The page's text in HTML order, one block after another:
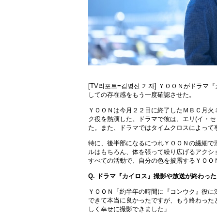
[TV리포트=김명신 기자] ＹＯＯＮがドラマ
しての存在感をもう一度確認させた。
ＹＯＯＮは今月２２日に終了したＭＢＣ月
ク役を熱演した。ドラマで彼は、エリ(イ・
た。また、ドラマではタイムクロスによっ
特に、後半部になるにつれＹＯＯＮの繊細
ルはもちろん、体を張って繰り広げるアク
すべての活動で、自分の色を披露するＹＯ
Q. ドラマ『カイロス』撮影や放送が終わっ
ＹＯＯＮ「約半年の時間に『コンウク』役
できて本当に良かったですが、もう終わっ
しく幸せに撮影できました」